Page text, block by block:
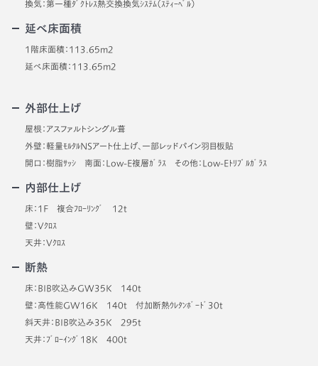
換気：第一種ﾀﾞｸﾄﾚｽ熱交換換気ｼｽﾃﾑ（ｽﾃｨｰﾍﾞﾙ）
延べ床面積
1階床面積：113.65m2
延べ床面積：113.65m2
外部仕上げ
屋根：アスファルトシングル葺
外壁：軽量ﾓﾙﾀﾙNSアート仕上げ、一部レッドパイン羽目板貼
開口：樹脂ｻｯｼ 南面：Low-E複層ｶﾞﾗｽ その他：Low-Eﾄﾘﾌﾟﾙｶﾞﾗｽ
内部仕上げ
床：1F 複合ﾌﾛｰﾘﾝｸﾞ 12t
壁：Vｸﾛｽ
天井：Vｸﾛｽ
断熱
床：BIB吹込みGW35K 140t
壁：高性能GW16K 140t 付加断熱ｳﾚﾀﾝﾎﾞｰﾄﾞ30t
斜天井：BIB吹込み35K 295t
天井：ﾌﾞﾛｰｲﾝｸﾞ18K 400t